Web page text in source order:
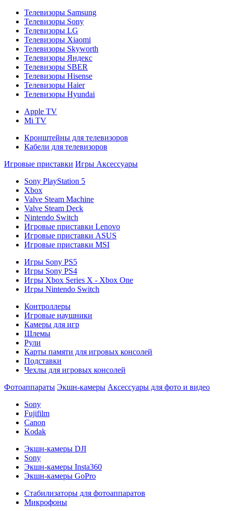
Телевизоры Samsung
Телевизоры Sony
Телевизоры LG
Телевизоры Xiaomi
Телевизоры Skyworth
Телевизоры Яндекс
Телевизоры SBER
Телевизоры Hisense
Телевизоры Haier
Телевизоры Hyundai
Apple TV
Mi TV
Кронштейны для телевизоров
Кабели для телевизоров
Игровые приставки Игры Аксессуары
Sony PlayStation 5
Xbox
Valve Steam Machine
Valve Steam Deck
Nintendo Switch
Игровые приставки Lenovo
Игровые приставки ASUS
Игровые приставки MSI
Игры Sony PS5
Игры Sony PS4
Игры Xbox Series X - Xbox One
Игры Nintendo Switch
Контроллеры
Игровые наушники
Камеры для игр
Шлемы
Рули
Карты памяти для игровых консолей
Подставки
Чехлы для игровых консолей
Фотоаппараты Экшн-камеры Аксессуары для фото и видео
Sony
Fujifilm
Canon
Kodak
Экшн-камеры DJI
Sony
Экшн-камеры Insta360
Экшн-камеры GoPro
Стабилизаторы для фотоаппаратов
Микрофоны